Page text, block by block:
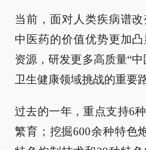
当前，面对人类疾病谱改
中医药的价值优势更加
资源，研发更多高质量“
卫生健康领域挑战的重要
过去的一年，重点支持6
繁育；挖掘600余种特色